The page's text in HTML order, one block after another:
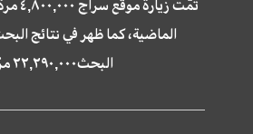
تمّت
الماضية، كما ظهر في نتائج
البحث٢٢,٢٩٠,٠٠٠ مرّة.